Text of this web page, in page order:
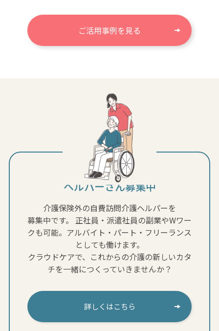
ご活用事例を見る
ヘルパーさん募集中
介護保険外の自費訪問介護ヘルパーを
募集中です。
正社員・派遣社員の副業やWワー
クも可能。アルバイト・パート・フリーランス
としても働けます。
クラウドケアで、これからの介護の新しいカタ
チを一緒につくっていきませんか？
詳しくはこちら